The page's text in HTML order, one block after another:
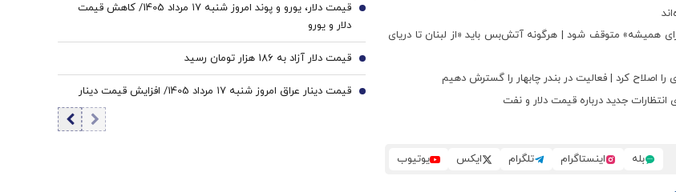
همیشه» متوقف شود | هرگونه آتش‌بس باید «از لبنان تا دریای
اصلاح کرد | فعالیت در بندر چابهار را گسترش دهیم
جدید درباره قیمت دلار و نفت
بله اینستاگرام تلگرام ایکس یوتیوب
قیمت دلار، یورو و پوند امروز شنبه ۱۷ مرداد 1405/ کاهش قیمت
دلار و یورو
8
قیمت دلار آزاد به 186 هزار تومان رسید 9
قیمت دینار عراق امروز شنبه ۱۷ مرداد 1405/ افزایش قیمت دینار 10